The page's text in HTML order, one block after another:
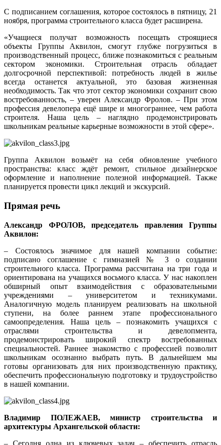
С подписанием соглашения, которое состоялось в пятницу, 21
ноября, программа строительного класса будет расширена.
«Учащиеся получат возможность посещать строящиеся
объекты Группы Аквилон, смогут глубже погрузиться в
производственный процесс, ближе познакомиться с реальным
сектором экономики. Строительная отрасль обладает
долгосрочной перспективой: потребность людей в жилье
всегда останется актуальной, это базовая жизненная
необходимость. Так что этот сектор экономики сохранит свою
востребованность, – уверен Александр Фролов. – При этом
профессия девелопера ещё шире и многограннее, чем работа
строителя. Наша цель – наглядно продемонстрировать
школьникам реальные карьерные возможности в этой сфере».
Группа Аквилон возьмёт на себя обновление учебного
пространства: класс ждёт ремонт, стильное дизайнерское
оформление и наполнение полезной информацией. Также
планируется провести цикл лекций и экскурсий.
Прямая речь
Александр ФРОЛОВ, председатель правления Группы
Аквилон:
– Состоялось значимое для нашей компании событие:
подписано соглашение с гимназией № 3 о создании
строительного класса. Программа рассчитана на три года и
ориентирована на учащихся восьмого класса. У нас накоплен
обширный опыт взаимодействия с образовательными
учреждениями – университетом и техникумами.
Аналогичную модель планируем реализовать на школьной
ступени, на более раннем этапе профессионального
самоопределения. Наша цель – познакомить учащихся с
отраслями строительства и девелопмента,
продемонстрировать широкий спектр востребованных
специальностей. Раннее знакомство с профессией позволит
школьникам осознанно выбрать путь. В дальнейшем мы
готовы организовать для них производственную практику,
обеспечить профессиональную подготовку и трудоустройство
в нашей компании.
Владимир ПОЛЕЖАЕВ, министр строительства и
архитектуры Архангельской области:
– Сегодня одна из ключевых задач – обеспечить отрасль